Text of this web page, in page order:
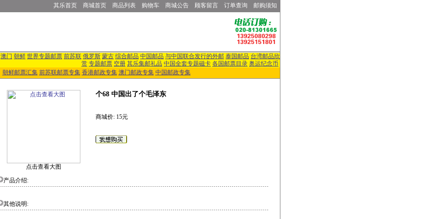
其乐首页 商城首页 商品列表 购物车 商城公告 顾客留言 订单查询 邮购须知
澳门 朝鲜 世界专题邮票 前苏联 俄罗斯 蒙古 综合邮品 中国邮品 与中国联合发行的外邮 泰国邮品 台湾邮品欣
赏 专题邮票 空册 其乐集邮礼品 中国全套专题磁卡 各国邮票目录 奥运纪念币
朝鲜邮票汇集 前苏联邮票专集 香港邮政专集 澳门邮政专集 中国邮政专集
点击查看大图
个68 中国出了个毛泽东
商城价: 15元
产品介绍:
其他说明: